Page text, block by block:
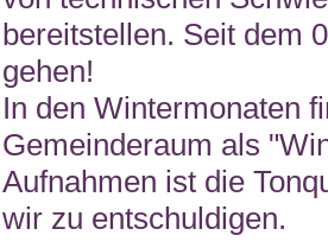
bereitstellen. Seit dem
gehen!
In den Wintermonaten
Gemeinderaum als
Aufnahmen ist die
wir zu entschuldigen.